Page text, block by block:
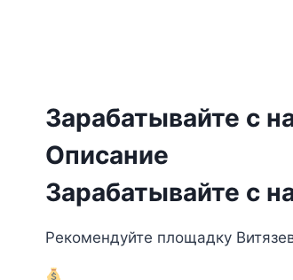
Зарабатывайте с
Описание
Зарабатывайте с
Рекомендуйте площадку